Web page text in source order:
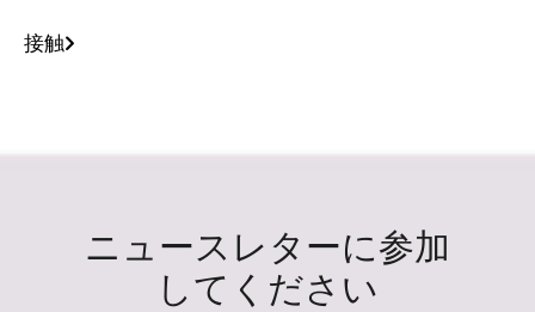
接触
ニュースレターに参加
してください